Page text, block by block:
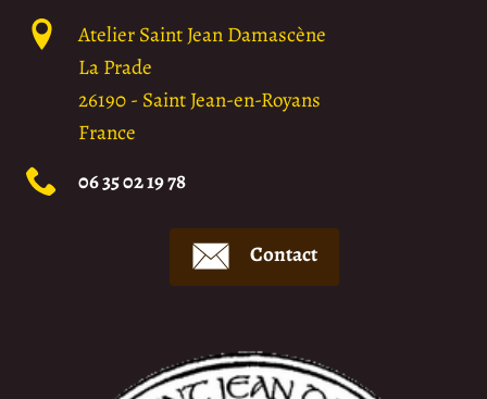
Atelier Saint Jean Damascène
La Prade
26190- Saint Jean-en-Royans
France
06 35 02 19 78
Contact